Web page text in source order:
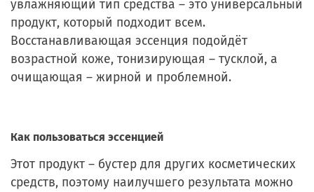
увлажняющий тип средства – это универсальный
продукт, который подходит всем.
Восстанавливающая эссенция подойдёт
возрастной коже, тонизирующая – тусклой, а
очищающая – жирной и проблемной.
Как пользоваться эссенцией
Этот продукт – бустер для других косметических
средств, поэтому наилучшего результата можно